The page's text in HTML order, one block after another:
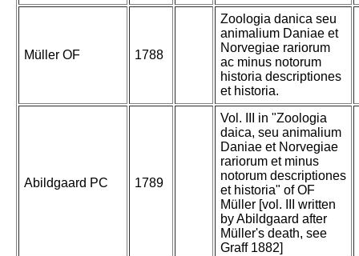
Müller OF 1788
Zoologia danica seu
animalium Daniae et
Norvegiae rariorum
ac minus notorum
historia descriptiones
et historia.
Abildgaard PC 1789
Vol. III in "Zoologia
daica, seu animalium
Daniae et Norvegiae
rariorum et minus
notorum descriptiones
et historia" of OF
Müller [vol. III written
by Abildgaard after
Müller's death, see
Graff 1882]